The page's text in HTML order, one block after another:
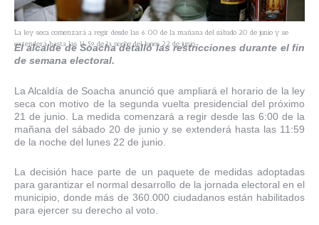
La ley seca comenzará a regir desde las 6:00 de la mañana del sábado 20 de junio y se
extenderá hasta las 11:59 de la noche del lunes 22 de junio.
El alcalde de Soacha detalló las restricciones durante el fin
de semana electoral.
La Alcaldía de Soacha anunció que ampliará el horario de la ley
seca con motivo de la segunda vuelta presidencial del próximo
21 de junio. La medida comenzará a regir desde las 6:00 de la
mañana del sábado 20 de junio y se extenderá hasta las 11:59
de la noche del lunes 22 de junio.
La decisión hace parte de un paquete de medidas adoptadas
para garantizar el normal desarrollo de la jornada electoral en el
municipio, donde más de 360.000 ciudadanos están habilitados
para ejercer su derecho al voto.